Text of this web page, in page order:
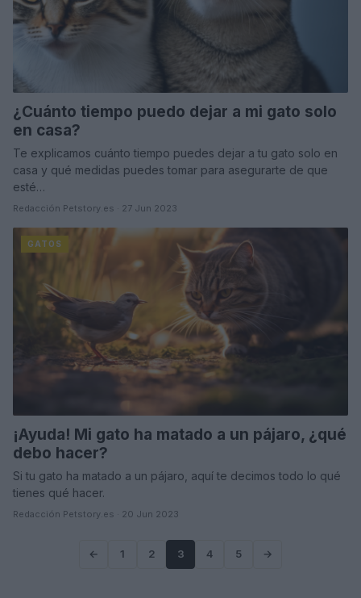
¿Cuánto tiempo puedo dejar a mi gato solo
en casa?
Te explicamos cuánto tiempo puedes dejar a tu gato solo en
casa y qué medidas puedes tomar para asegurarte de que
esté…
Redacción Petstory.es · 27 Jun 2023
GATOS
¡Ayuda! Mi gato ha matado a un pájaro, ¿qué
debo hacer?
Si tu gato ha matado a un pájaro, aquí te decimos todo lo qué
tienes qué hacer.
Redacción Petstory.es · 20 Jun 2023
← 1 2 3 4 5 →